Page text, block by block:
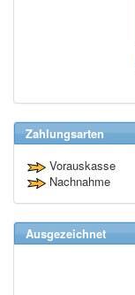
Zahlungsarten
Vorauskasse
Nachnahme
Ausgezeichnet